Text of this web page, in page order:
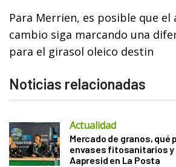
Para Merrien, es posible que
cambio siga marcando una
para el girasol oleico destin
Noticias relacionadas
Actualidad
Mercado de granos, qué
envases fitosanitarios y
Aapresid en La Posta